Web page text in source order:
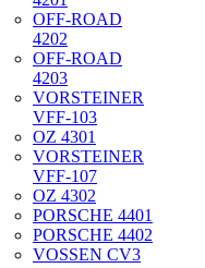
OFF-ROAD
4202
OFF-ROAD
4203
VORSTEINER
VFF-103
OZ 4301
VORSTEINER
VFF-107
OZ 4302
PORSCHE 4401
PORSCHE 4402
VOSSEN CV3